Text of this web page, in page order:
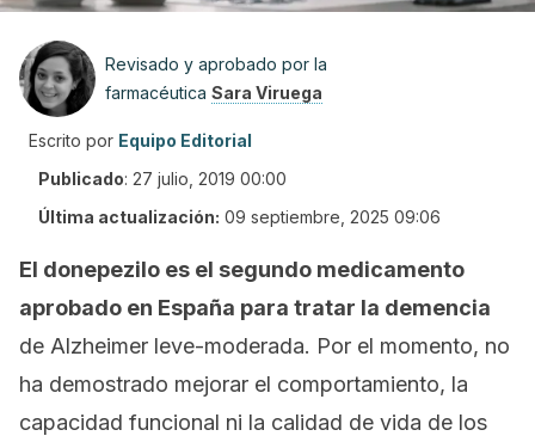
Revisado y aprobado por la
farmacéutica Sara Viruega
Escrito por Equipo Editorial
Publicado: 27 julio, 2019 00:00
Última actualización: 09 septiembre, 2025 09:06
El donepezilo es el segundo medicamento
aprobado en España para tratar la demencia
de Alzheimer leve-moderada. Por el momento, no
ha demostrado mejorar el comportamiento, la
capacidad funcional ni la calidad de vida de los